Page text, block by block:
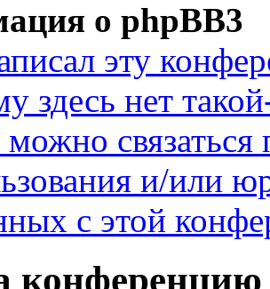
о phpBB3
эту
здесь нет
связаться
и/или
с этой
конференцию